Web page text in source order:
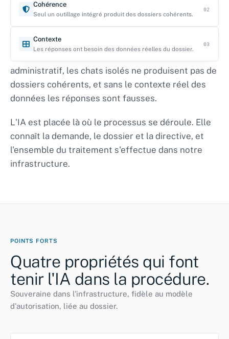
Cohérence
Seul un outillage intégré produit des dossiers cohérents.
02
Contexte
Les réponses ont besoin des données réelles du dossier.
03
problèmes à la fois.
Les modèles de langage hébergés publiquement
ne sont pas une option dans le contexte
administratif, les chats isolés ne produisent pas de
dossiers cohérents, et sans le contexte réel des
données les réponses sont fausses.
L'IA est placée là où le processus se déroule. Elle
connaît la demande, le dossier et la directive, et
l'ensemble du traitement s'effectue dans notre
infrastructure.
POINTS FORTS
Quatre propriétés qui font
tenir l'IA dans la procédure.
Souveraine dans l'infrastructure, fidèle au modèle
d'autorisation, liée au dossier.